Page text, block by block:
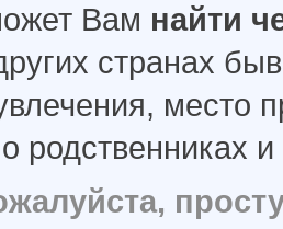
Вам найти
странах
место
и